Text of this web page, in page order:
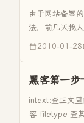
由于网站备案
法，前几天找
现在的备案有
2010-01-28
黑客第一
intext:查正文
容 filetype:查